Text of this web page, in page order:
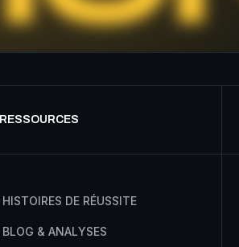
RESSOURCES
HISTOIRES DE RÉUSSITE
BLOG & ANALYSES